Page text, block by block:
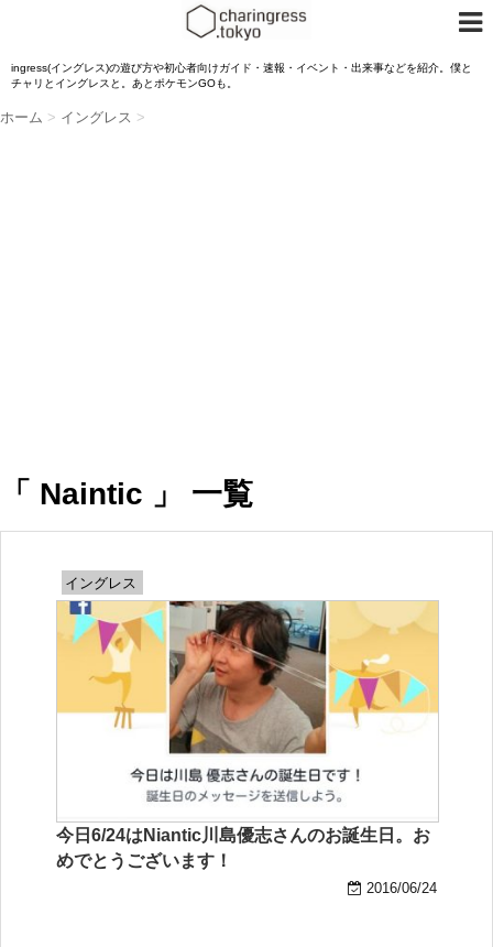
ingress(イングレス)の遊び方や初心者向けガイド・速報・イベント・出来事などを紹介。僕と
チャリとイングレスと。あとポケモンGOも。
ホーム > イングレス >
「 Naintic 」 一覧
イングレス
今日6/24はNiantic川島優志さんのお誕生日。お
めでとうございます！
2016/06/24